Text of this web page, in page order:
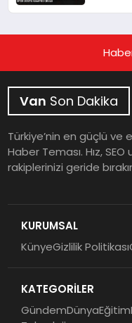
Van Son Dakika
Türkiye’nin en güçlü ve
Haber Teması. Hız,
rakiplerinizi geride
KURUMSAL
KünyeGizlilik Politikası
KATEGORİLER
GündemDünyaEğitim